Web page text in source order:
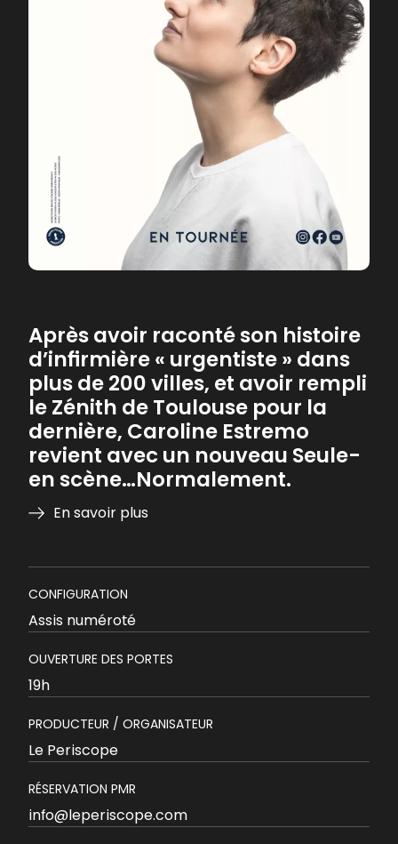
Après avoir raconté son histoire
d’infirmière « urgentiste » dans
plus de 200 villes, et avoir rempli
le Zénith de Toulouse pour la
dernière, Caroline Estremo
revient avec un nouveau Seule-
en scène…Normalement.
En savoir plus
CONFIGURATION
Assis numéroté
OUVERTURE DES PORTES
19h
PRODUCTEUR / ORGANISATEUR
Le Periscope
RÉSERVATION PMR
info@leperiscope.com